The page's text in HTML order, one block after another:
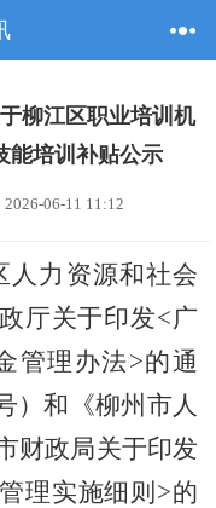
柳江区职业培训机
能培训补贴公示
06-11 11:12
人力资源和社会
厅关于印发<广
管理办法>的通
）和《柳州市人
财政局关于印发
理实施细则 >的